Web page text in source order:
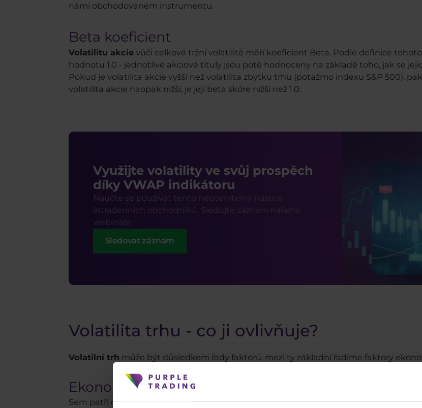
námi obchodovaném instrumentu.
Beta koeficient
Volatilitu akcie vůči celkové tržní volatilitě měří koeficient Beta. Podle definice
hodnotu 1.0 - jednotlivé akciové tituly jsou poté hodnoceny na základě toho, jak se
Pokud je volatilita akcie vyšší než volatilita zbytku trhu (potažmo indexu S&P 500),
volatilita akcie naopak nižší, je její beta skóre nižší než 1.0.
Využijte volatility ve svůj prospěch
díky VWAP indikátoru
Naučte se používat tento neocenitelný nástroj
intradenních obchodníků. Sledujte záznam našeho
webináře.
Sledovat záznam
Volatilita trhu - co ji ovlivňuje?
Volatilní trh může být důsledkem řady faktorů, mezi ty základní řadíme faktory
Ekonomické faktory
Sem patří důležité ekonomické události jako například zveřejnění dat o HDP,